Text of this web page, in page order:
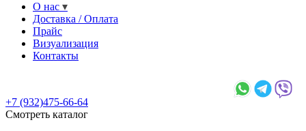
О нас
Доставка / Оплата
Прайс
Визуализация
Контакты
+7 (932)475-66-64
Смотреть каталог